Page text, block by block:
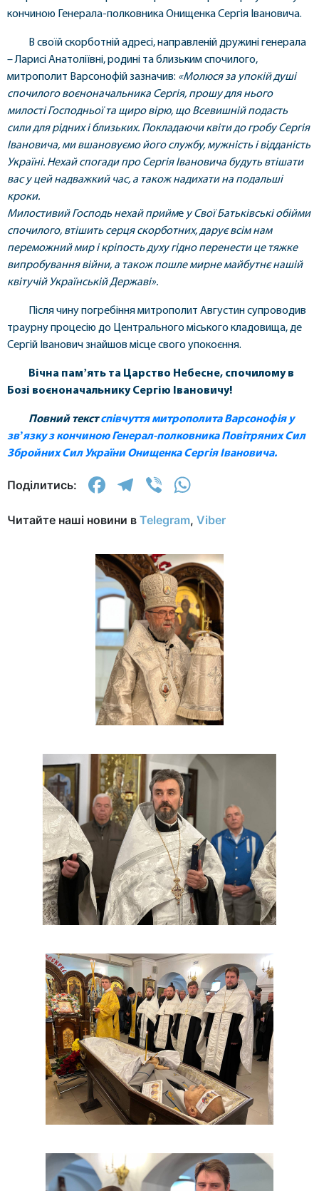
кончиною Генерала-полковника Онищенка Сергія Івановича.
В своїй скорботній адресі, направленій дружині генерала
– Ларисі Анатоліївні, родині та близьким спочилого,
митрополит Варсонофій зазначив: «Молюся за упокій душі
спочилого воєноначальника Сергія, прошу для нього
милості Господньої та щиро вірю, що Всевишній подасть
сили для рідних і близьких. Покладаючи квіти до гробу Сергія
Івановича, ми вшановуємо його службу, мужність і відданість
Україні. Нехай спогади про Сергія Івановича будуть втішати
вас у цей надважкий час, а також надихати на подальші
кроки.
Милостивий Господь нехай прийме у Свої Батьківські обійми
спочилого, втішить серця скорботних, дарує всім нам
переможний мир і кріпость духу гідно перенести це тяжке
випробування війни, а також пошле мирне майбутнє нашій
квітучій Українській Державі».
Після чину погребіння митрополит Августин супроводив
траурну процесію до Центрального міського кладовища, де
Сергій Іванович знайшов місце свого упокоєння.
Вічна памʼять та Царство Небесне, спочилому в
Бозі воєноначальнику Сергію Івановичу!
Повний текстспівчуття митрополита Варсонофія у
звʼязку з кончиною Генерал-полковника Повітряних Сил
Збройних Сил України Онищенка Сергія Івановича.
Поділитись: Facebook
Telegram
Viber
Читайте наші новини в Telegram, Viber